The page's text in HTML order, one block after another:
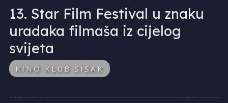
13. Star Film Festival u znaku
uradaka filmaša iz cijelog
svijeta
KINO KLUB SISAK